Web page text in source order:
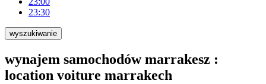
23:30
wyszukiwanie
wynajem samochodów marrakesz :
location voiture marrakech